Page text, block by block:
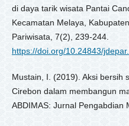
di daya tarik wisata Pantai
Kecamatan Melaya,
Pariwisata, 7(2), 239-244.
https://doi.org/10.24843/
Mustain, I. (2019). Aksi bersih
Cirebon dalam membangun
ABDIMAS: Jurnal Pengabdian